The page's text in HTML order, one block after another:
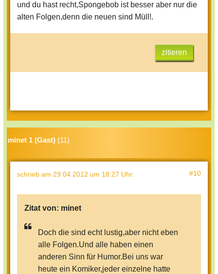
und du hast recht,Spongebob ist besser aber nur die
alten Folgen,denn die neuen sind Müll!.
zitieren
minet 1 (Gast) (11)
schrieb am 29.04.2012 um 18:27 Uhr: #10
Zitat von: minet
Doch die sind echt lustig,aber nicht eben
alle Folgen.Und alle haben einen
anderen Sinn für Humor.Bei uns war
heute ein Komiker,jeder einzelne hatte